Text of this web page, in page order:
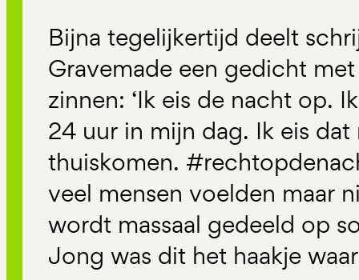
Bijna tegelijkertijd deelt
Gravemade een gedicht
zinnen: ‘Ik eis de nacht op.
24 uur in mijn dag. Ik eis dat
thuiskomen.
veel mensen voelden maar
wordt massaal gedeeld op
Jong was dit het haakje